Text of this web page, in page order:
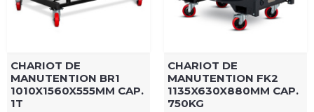
CHARIOT DE
MANUTENTION BR1
1010X1560X555MM CAP.
1T
CHARIOT DE
MANUTENTION FK2
1135X630X880MM CAP.
750KG